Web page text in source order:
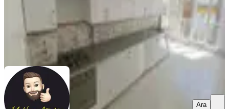
HASAN AKBULUT GAYRİMENKUL Mehmet Sinan Özhan
Ara